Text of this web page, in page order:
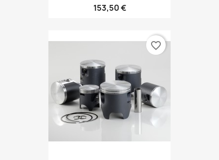
153,50 €
favorite_border